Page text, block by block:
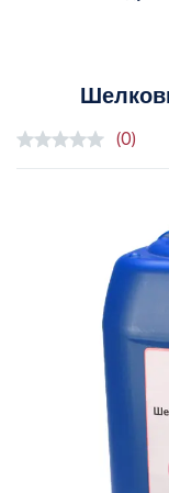
(0)